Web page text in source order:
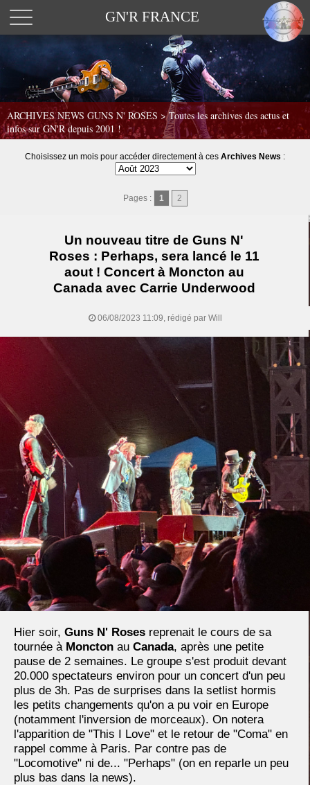
GN'R FRANCE
ARCHIVES NEWS GUNS N' ROSES >Toutes les archives des actus et
infos sur GN'R depuis 2001 !
Choisissez un mois pour accéder directement à ces Archives News :
Pages : 1 2
Un nouveau titre de Guns N'
Roses : Perhaps, sera lancé le 11
aout ! Concert à Moncton au
Canada avec Carrie Underwood
06/08/2023 11:09, rédigé par Will
Hier soir, Guns N' Roses reprenait le cours de sa
tournée à Moncton au Canada, après une petite
pause de 2 semaines. Le groupe s'est produit devant
20.000 spectateurs environ pour un concert d'un peu
plus de 3h. Pas de surprises dans la setlist hormis
les petits changements qu'on a pu voir en Europe
(notamment l'inversion de morceaux). On notera
l'apparition de "This I Love" et le retour de "Coma" en
rappel comme à Paris. Par contre pas de
"Locomotive" ni de... "Perhaps" (on en reparle un peu
plus bas dans la news).